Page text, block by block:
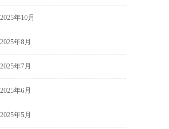
2025年10月
2025年8月
2025年7月
2025年6月
2025年5月